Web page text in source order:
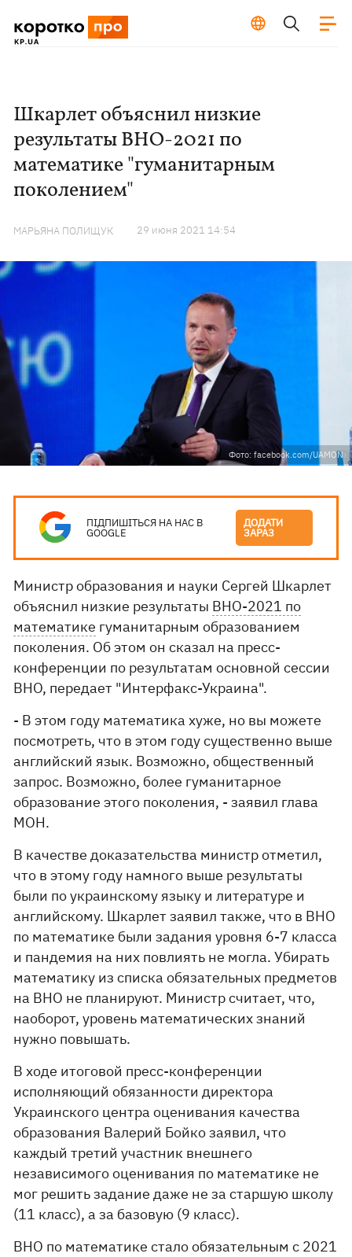
Шкарлет объяснил низкие
результаты ВНО-2021 по
математике "гуманитарным
поколением"
МАРЬЯНА ПОЛИЩУК 29 июня 2021 14:54
Фото: facebook.com/UAMON
ПІДПИШІТЬСЯ НА НАС В
GOOGLE
ДОДАТИ
ЗАРАЗ
Министр образования и науки Сергей Шкарлет
объяснил низкие результаты ВНО-2021 по
математике гуманитарным образованием
поколения. Об этом он сказал на пресс-
конференции по результатам основной сессии
ВНО, передает "Интерфакс-Украина".
- В этом году математика хуже, но вы можете
посмотреть, что в этом году существенно выше
английский язык. Возможно, общественный
запрос. Возможно, более гуманитарное
образование этого поколения, - заявил глава
МОН.
В качестве доказательства министр отметил,
что в этому году намного выше результаты
были по украинскому языку и литературе и
английскому. Шкарлет заявил также, что в ВНО
по математике были задания уровня 6-7 класса
и пандемия на них повлиять не могла. Убирать
математику из списка обязательных предметов
на ВНО не планируют. Министр считает, что,
наоборот, уровень математических знаний
нужно повышать.
В ходе итоговой пресс-конференции
исполняющий обязанности директора
Украинского центра оценивания качества
образования Валерий Бойко заявил, что
каждый третий участник внешнего
независимого оценивания по математике не
мог решить задание даже не за старшую школу
(11 класс), а за базовую (9 класс).
ВНО по математике стало обязательным с 2021